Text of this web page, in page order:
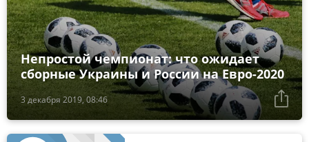
3 декабря 2019, 08:46
Непростой чемпионат: что ожидает
сборные Украины и России на Евро-2020